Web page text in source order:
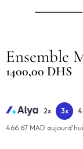
Ensemble
1400,00 DHS
2x 3x
466.67 MAD